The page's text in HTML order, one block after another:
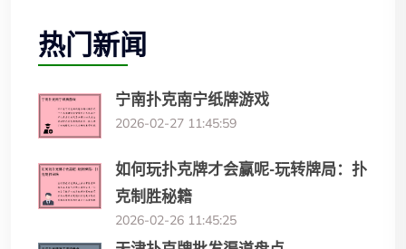
热门新闻
宁南扑克南宁纸牌游戏
2026-02-27 11:45:59
如何玩扑克牌才会赢呢-玩转牌局：扑
克制胜秘籍
2026-02-26 11:45:25